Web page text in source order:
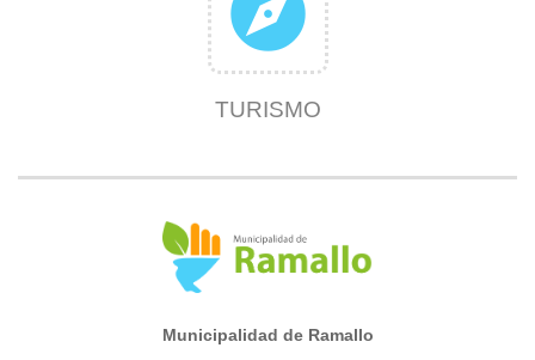
TURISMO
Municipalidad de Ramallo